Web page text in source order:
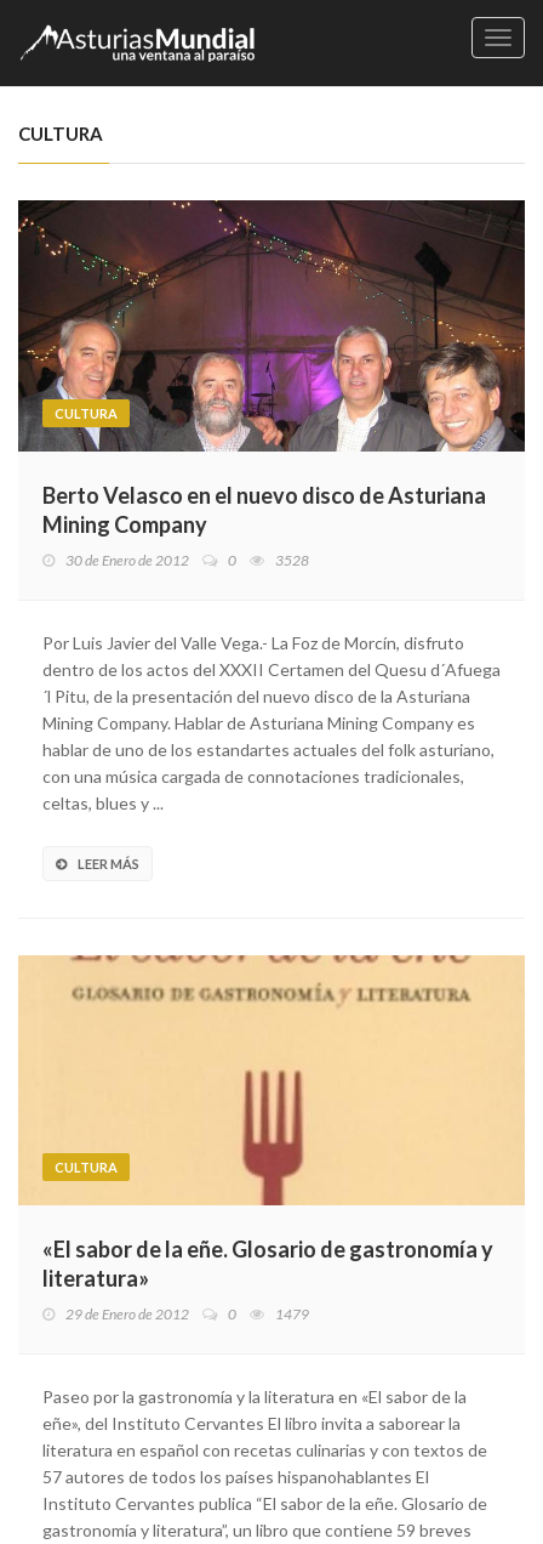
CULTURA
CULTURA
Berto Velasco en el nuevo disco de Asturiana
Mining Company
30 de Enero de 2012 0 3528
Por Luis Javier del Valle Vega.- La Foz de Morcín, disfruto
dentro de los actos del XXXII Certamen del Quesu d´Afuega
´l Pitu, de la presentación del nuevo disco de la Asturiana
Mining Company. Hablar de Asturiana Mining Company es
hablar de uno de los estandartes actuales del folk asturiano,
con una música cargada de connotaciones tradicionales,
celtas, blues y ...
LEER MÁS
CULTURA
«El sabor de la eñe. Glosario de gastronomía y
literatura»
29 de Enero de 2012 0 1479
Paseo por la gastronomía y la literatura en «El sabor de la
eñe», del Instituto Cervantes El libro invita a saborear la
literatura en español con recetas culinarias y con textos de
57 autores de todos los países hispanohablantes El
Instituto Cervantes publica “El sabor de la eñe. Glosario de
gastronomía y literatura”, un libro que contiene 59 breves